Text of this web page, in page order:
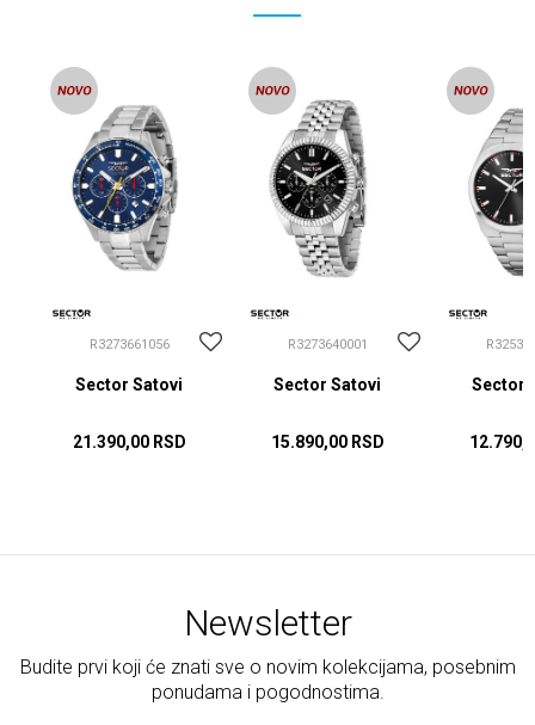
R3273661056
Sector Satovi
21.390,00 RSD
R3273640001
Sector Satovi
15.890,00 RSD
Sector
Newsletter
Budite prvi koji će znati sve o novim kolekcijama, posebnim
ponudama i pogodnostima.